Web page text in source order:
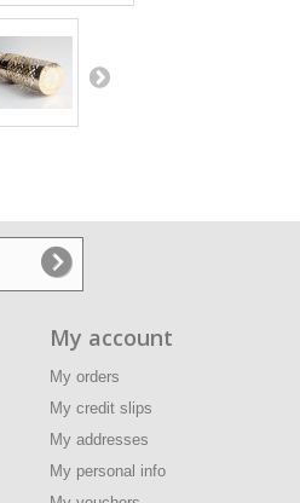
My account
My orders
My credit slips
My addresses
My personal info